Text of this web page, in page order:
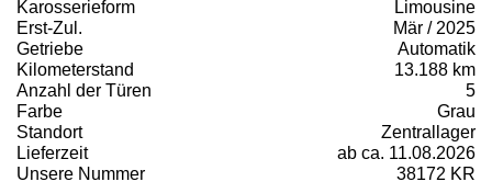
Karosserieform
Limousine
Erst-Zul.
Mär / 2025
Getriebe
Automatik
Kilometerstand
13.188 km
Anzahl der Türen
5
Farbe
Grau
Standort
Zentrallager
Lieferzeit
ab ca. 11.08.2026
Unsere Nummer
38172 KR